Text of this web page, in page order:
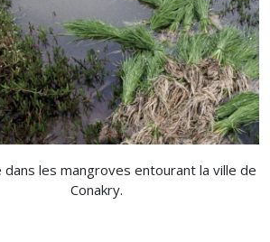
dans les mangroves entourant la ville de
Conakry.